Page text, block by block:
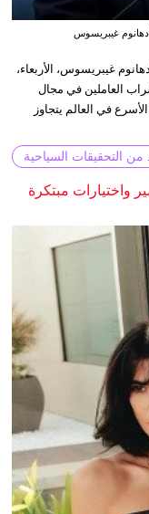
غيبريسوس
غيبريسوس، الأربعاء،
العاملين في مجال
في العالم يتجاوز
من التحقيقات السياحية
واختيارات مبتكرة